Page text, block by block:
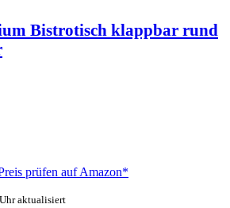
Bistrotisch klappbar rund
prüfen auf Amazon*
aktualisiert